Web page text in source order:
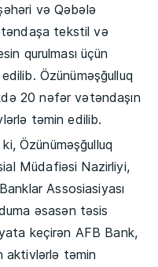
və Qəbələ
tekstil və
qurulması üçün
Özünüməşğulluq
20 nəfər vətəndaşın
təmin edilib.
Müdafiəsi Nazirliyi,
Assosiasiyası
əsasən təsis
keçirən AFB Bank,
aktivlərlə təmin